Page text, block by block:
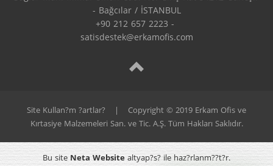
- Bağcılar / İSTANBUL
+90 212 657 2223 -
satisdestek@erkamofis.com
Site Kullan?m ?artlar? |
Copyright © 2019 Erkam Ofis ve
Kırtasiye Malzemeleri San. ve Tic. A.Ş. Tüm Hakları Saklıdır.
Bu site Neta Website altyap?s? ile haz?rlanm??t?r.